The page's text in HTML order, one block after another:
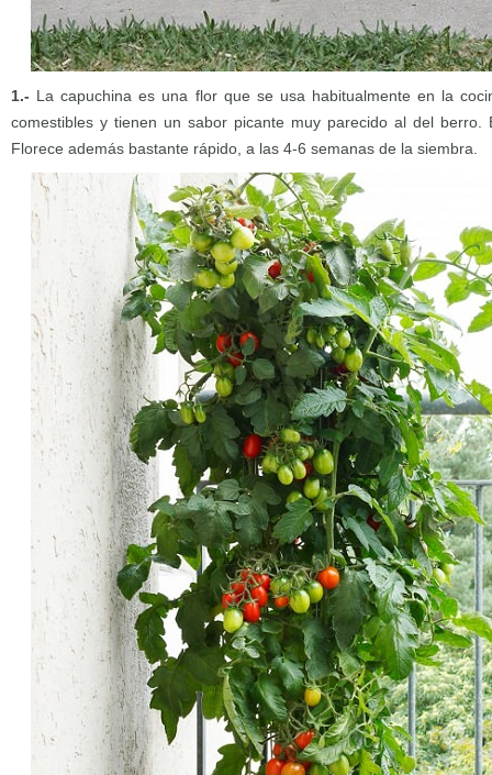
1.- La capuchina es una flor que se usa habitualmente en la
comestibles y tienen un sabor picante muy parecido al del berro.
Florece además bastante rápido, a las 4-6 semanas de la siembra.